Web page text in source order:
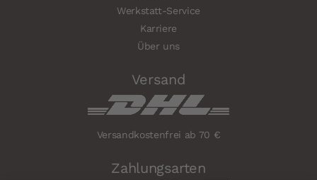
Werkstatt-Service
Karriere
Über uns
Versand
Versandkostenfrei ab 70 €
Zahlungsarten